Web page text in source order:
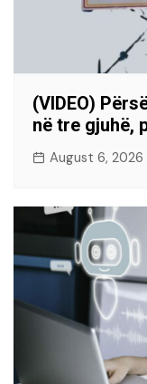
(VIDEO)
në tre gjuhë,
August 6, 2026